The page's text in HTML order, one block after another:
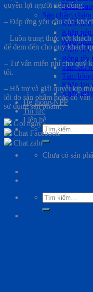
Khẩu
Sản phẩm chăm
Khăn
Khăn
Khăn
Khăn
Bông tẩy
Tăm chỉ
Tăm
Khăn lau
Khăn
Hệ thống NPP
Tin tức
Liên hệ
Tìm
kiếm:
Chưa có sản
Tìm
kiếm:
quyền lợi người tiêu dùng.
– Đáp ứng yêu cầu của
– Luôn trung thực với khách
để đem đến cho quý khách
– Tư vấn miễn phí cho quý
tôi.
– Hỗ trợ và giải quyết kịp
lỗi do sản phẩm hoặc có
sử dụng sản phẩm.
Gọi ngay
Chat Facebook
Chat zalo